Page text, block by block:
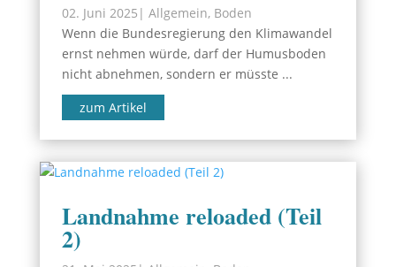
02. Juni 2025 | Allgemein, Boden
Wenn die Bundesregierung den Klimawandel
ernst nehmen würde, darf der Humusboden
nicht abnehmen, sondern er müsste ...
zum Artikel
Landnahme reloaded (Teil
2)